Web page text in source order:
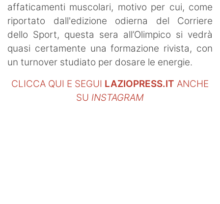
affaticamenti muscolari, motivo per cui, come
riportato dall'edizione odierna del Corriere
dello Sport, questa sera all’Olimpico si vedrà
quasi certamente una formazione rivista, con
un turnover studiato per dosare le energie.
CLICCA QUI E SEGUI LAZIOPRESS.IT ANCHE
SU INSTAGRAM